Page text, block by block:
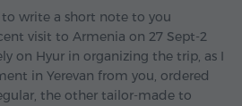
write a short note to you
visit to Armenia on 27 Sept-2
on Hyur in organizing the trip, as I
in Yerevan from you, ordered
the other tailor-made to